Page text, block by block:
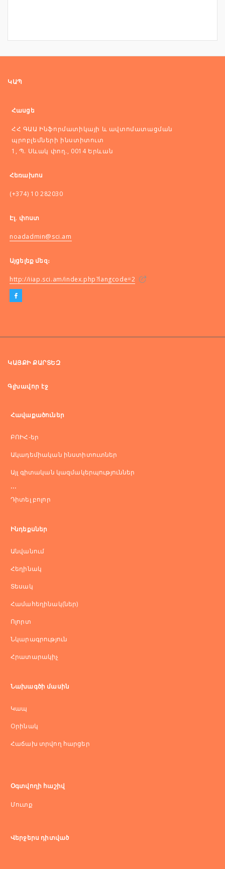
ԿԱՊ
Հասցե
ՀՀ ԳԱԱ Ինֆորմատիկայի և ավտոմատացման
պրոբլեմների ինստիտուտ
1, Պ. Սևակ փող., 0014 Երևան
Հեռախոս
(+374) 10 282030
Էլ. փոստ
noadadmin@sci.am
Այցելեք մեզ։
http://iiap.sci.am/index.php?langcode=2
ԿԱՅՔԻ ՔԱՐՏԵԶ
Գլխավոր էջ
Հավաքածուներ
ԲՈԻՀ-եր
Ակադեմիական ինստիտուտներ
Այլ գիտական կազմակերպություններ
...
Դիտել բոլոր
Ինդեքսներ
Անվանում
Հեղինակ
Տեսակ
Համահեղինակ(ներ)
Ոլորտ
Նկարագրություն
Հրատարակիչ
Նախագծի մասին
Կապ
Оրինակ
Հաճախ տրվող հարցեր
Օգտվողի հաշիվ
Մուտք
Վերջերս դիտված